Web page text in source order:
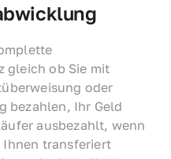
gleich ob Sie mit
oder
bezahlen, Ihr Geld
ausbezahlt, wenn
Ihnen transferiert